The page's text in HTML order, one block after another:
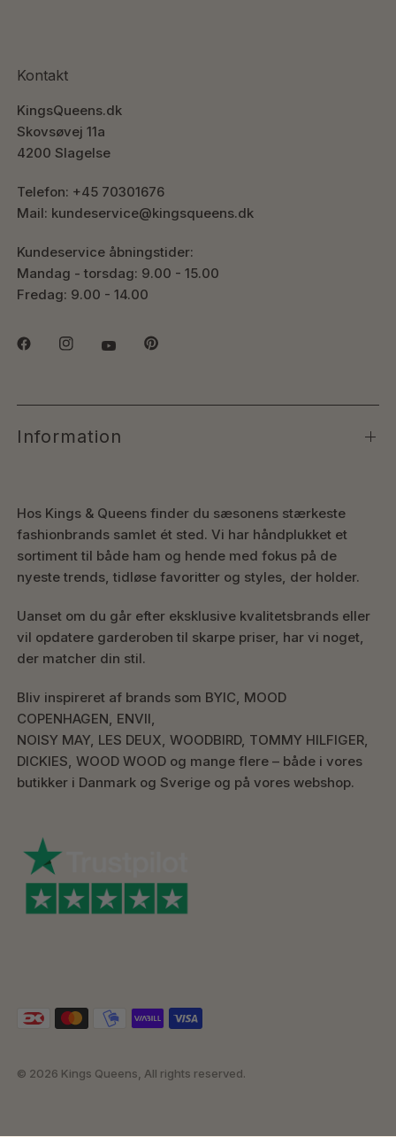
Kontakt
KingsQueens.dk
Skovsøvej 11a
4200 Slagelse
Telefon: +45 70301676
Mail: kundeservice@kingsqueens.dk
Kundeservice åbningstider:
Mandag - torsdag: 9.00 - 15.00
Fredag: 9.00 - 14.00
Information
Hos Kings & Queens finder du sæsonens stærkeste
fashionbrands samlet ét sted. Vi har håndplukket et
sortiment til både ham og hende med fokus på de
nyeste trends, tidløse favoritter og styles, der holder.
Uanset om du går efter eksklusive kvalitetsbrands eller
vil opdatere garderoben til skarpe priser, har vi noget,
der matcher din stil.
Bliv inspireret af brands som BYIC, MOOD
COPENHAGEN, ENVII,
NOISY MAY, LES DEUX, WOODBIRD, TOMMY HILFIGER,
DICKIES, WOOD WOOD og mange flere – både i vores
butikker i Danmark og Sverige og på vores webshop.
© 2026 Kings Queens, All rights reserved.